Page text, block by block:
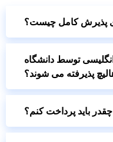
پذیرش کامل چیست؟
توسط دانشگاه
پذیرفته می شوند؟
باید پرداخت کنم؟